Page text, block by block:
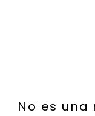
No es